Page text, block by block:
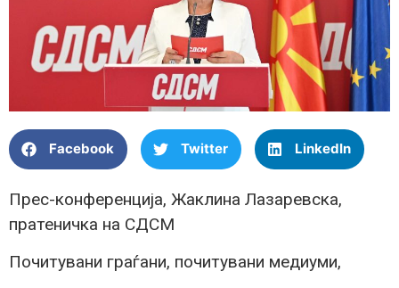
Facebook Twitter LinkedIn
Прес-конференција, Жаклина Лазаревска,
пратеничка на СДСМ
Почитувани граѓани, почитувани медиуми,